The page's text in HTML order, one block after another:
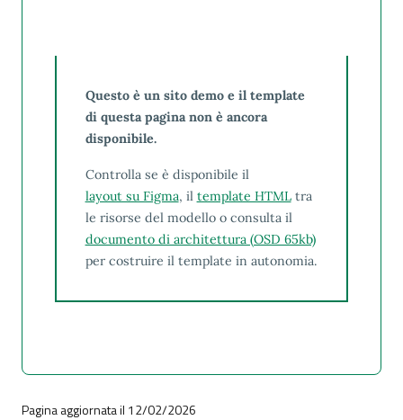
Questo è un sito demo e il template
di questa pagina non è ancora
disponibile.
Controlla se è disponibile il
layout su Figma, il template HTMLtra
le risorse del modello o consulta il
documento di architettura (OSD 65kb)
per costruire il template in autonomia.
Pagina aggiornata il 12/02/2026